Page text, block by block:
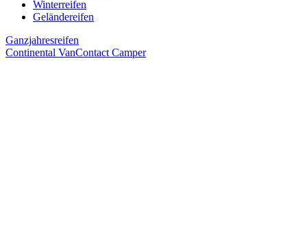
Winterreifen
Geländereifen
Ganzjahresreifen
Continental VanContact Camper